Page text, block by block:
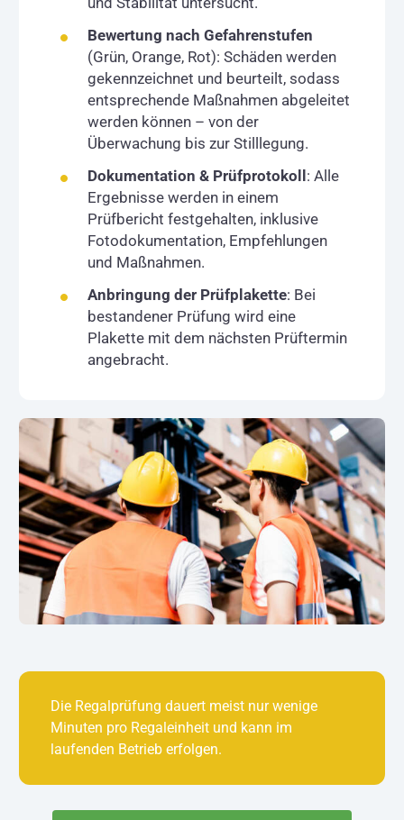
Bewertung nach Gefahrenstufen
(Grün, Orange, Rot): Schäden werden
gekennzeichnet und beurteilt, sodass
entsprechende Maßnahmen abgeleitet
werden können – von der
Überwachung bis zur Stilllegung.
Dokumentation & Prüfprotokoll : Alle
Ergebnisse werden in einem
Prüfbericht festgehalten, inklusive
Fotodokumentation, Empfehlungen
und Maßnahmen.
Anbringung der Prüfplakette: Bei
bestandener Prüfung wird eine
Plakette mit dem nächsten Prüftermin
angebracht.
Die Regalprüfung dauert meist nur wenige
Minuten pro Regaleinheit und kann im
laufenden Betrieb erfolgen.